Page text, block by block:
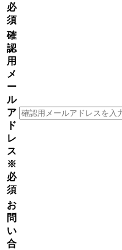
必
須
確
認
用
メ
ー
ル
ア
ド
レ
ス
※
必
須
お
問
い
合